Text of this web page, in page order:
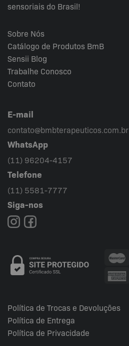
sensoriais do Brasil!
Sobre Nós
Catálogo de Produtos BmB
Sensii Blog
Trabalhe Conosco
Contato
E-mail
contato@bmbterapeuticos.com.br
WhatsApp
(11) 96204-4157
Telefone
(11) 5581-7777
Siga-nos
Política de Trocas e Devoluções
Política de Entrega
Política de Privacidade